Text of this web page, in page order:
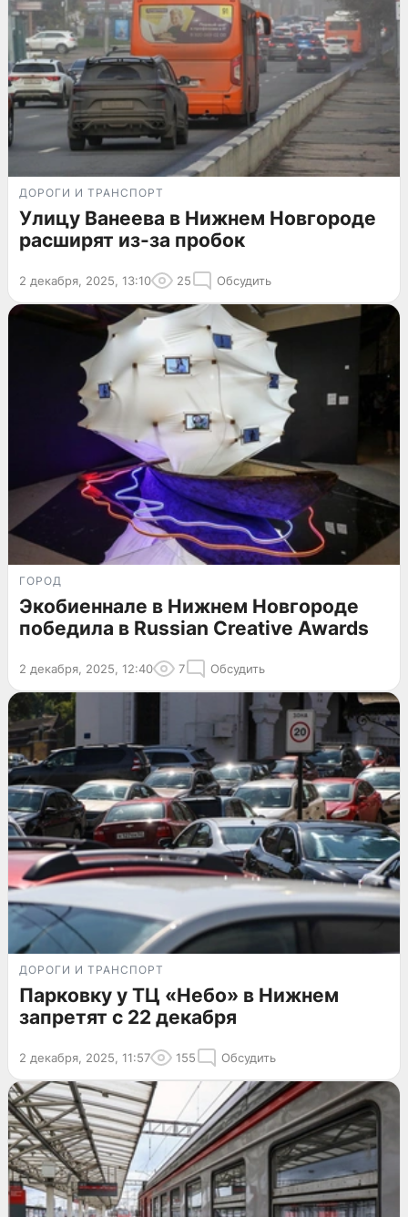
ДОРОГИ И ТРАНСПОРТ
Улицу Ванеева в Нижнем Новгороде
расширят из-за пробок
2 декабря, 2025, 13:10 25 Обсудить
ГОРОД
Экобиеннале в Нижнем Новгороде
победила в Russian Creative Awards
2 декабря, 2025, 12:40 7 Обсудить
ДОРОГИ И ТРАНСПОРТ
Парковку у ТЦ «Небо» в Нижнем
запретят с 22 декабря
2 декабря, 2025, 11:57 155 Обсудить